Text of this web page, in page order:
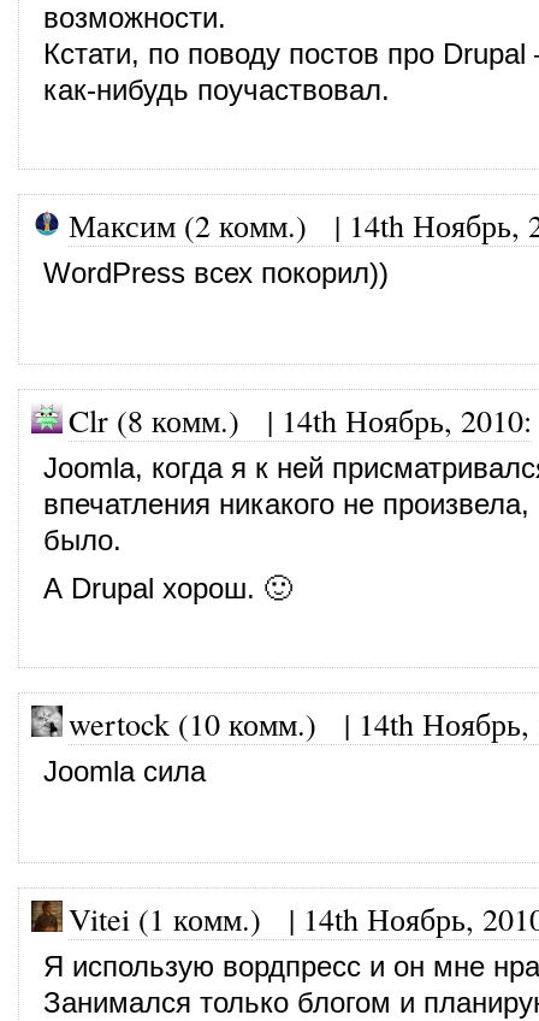
возможности.
Кстати, по поводу постов про
как-нибудь поучаствовал.
Максим (2 комм.) | 14th Ноябрь,
WordPress всех покорил))
Clr (8 комм.) | 14th Ноябрь, 2010:
Joomla, когда я к ней
впечатления никакого не
было.
А Drupal хорош. 🙂
wertock (10 комм.) | 14th Ноябрь,
Joomla сила
Vitei (1 комм.) | 14th Ноябрь,
Я использую вордпресс и он мне
Занимался только блогом и